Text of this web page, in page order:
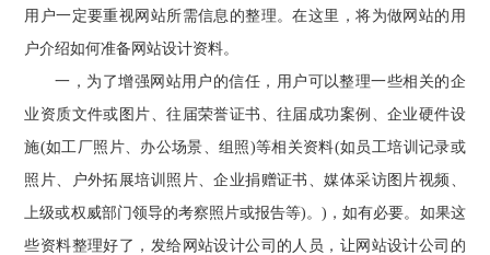
用户一定要重视网站所需信息的整理。在这里，将为做网站的用
户介绍如何准备网站设计资料。
一，为了增强网站用户的信任，用户可以整理一些相关的企
业资质文件或图片、往届荣誉证书、往届成功案例、企业硬件设
施(如工厂照片、办公场景、组照)等相关资料(如员工培训记录或
照片、户外拓展培训照片、企业捐赠证书、媒体采访图片视频、
上级或权威部门领导的考察照片或报告等)。)，如有必要。如果这
些资料整理好了，发给网站设计公司的人员，让网站设计公司的